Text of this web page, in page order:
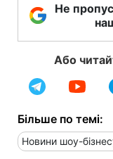
Не
Або
Більше по темі:
Новини шоу-